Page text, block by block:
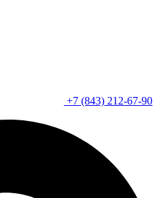
+7 (843) 212-67-90